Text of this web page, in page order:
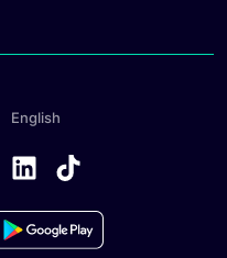
English